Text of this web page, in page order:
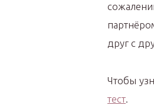
друг с
Чтобы
тест.